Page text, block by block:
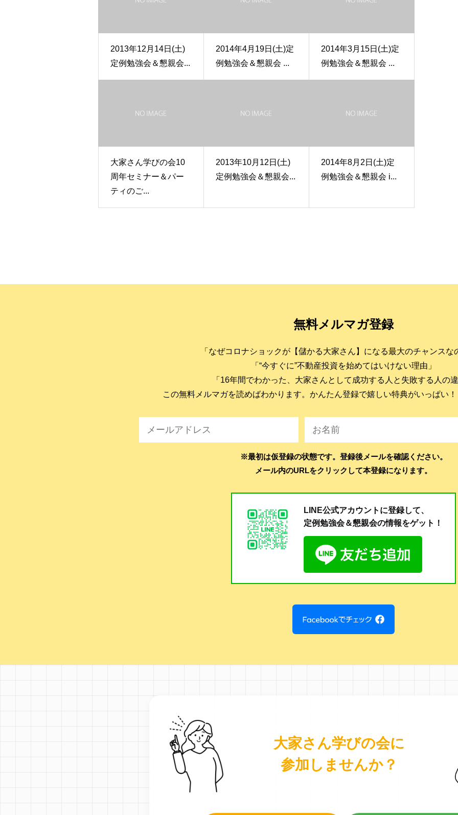
2013年12月14日(土)
定例勉強会＆懇親会...
2014年4月19日(土)定
例勉強会＆懇親会 ...
2014年3月15日(土)定
例勉強会＆懇親会 ...
大家さん学びの会10
周年セミナー＆パー
ティのご...
2013年10月12日(土)
定例勉強会＆懇親会...
2014年8月2日(土)定
例勉強会＆懇親会 i...
無料メルマガ登録
「なぜコロナショックが【儲かる大家さん】になる最大のチャンスな
「“今すぐに”不動産投資を始めてはいけない理由」
「16年間でわかった、大家さんとして成功する人と失敗する人の
この無料メルマガを読めばわかります。かんたん登録で嬉しい特典がいっぱい！
※最初は仮登録の状態です。登録後メールを確認ください。
メール内のURLをクリックして本登録になります。
LINE公式アカウントに登録して、
定例勉強会＆懇親会の情報をゲット！
大家さん学びの会に
参加しませんか？